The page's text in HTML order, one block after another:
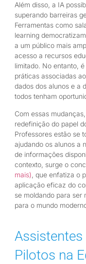
Além disso, a IA
superando barreiras
Ferramentas como
learning
a um público mais
acesso a recursos
limitado. No entanto,
práticas associadas
dados dos alunos e a
todos tenham
Com essas
redefinição do papel
Professores estão se
ajudando os alunos a
de informações
contexto, surge o
mais) , que enfatiza o
aplicação eficaz do
se moldando para ser
para o mundo
Pilotos na